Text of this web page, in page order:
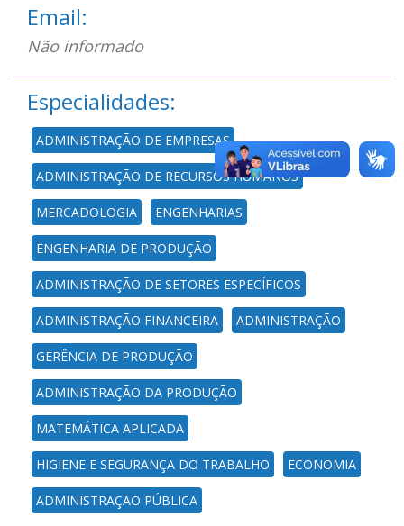
Email:
Não informado
Especialidades:
ADMINISTRAÇÃO DE EMPRESAS
ADMINISTRAÇÃO DE RECURSOS HUMANOS
MERCADOLOGIA ENGENHARIAS
ENGENHARIA DE PRODUÇÃO
ADMINISTRAÇÃO DE SETORES ESPECÍFICOS
ADMINISTRAÇÃO FINANCEIRA ADMINISTRAÇÃO
GERÊNCIA DE PRODUÇÃO
ADMINISTRAÇÃO DA PRODUÇÃO
MATEMÁTICA APLICADA
HIGIENE E SEGURANÇA DO TRABALHO ECONOMIA
ADMINISTRAÇÃO PÚBLICA